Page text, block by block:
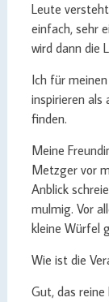
Leute
einfach, sehr
wird dann die
Ich für
inspirieren als
finden.
Meine
Metzger vor
Anblick
mulmig. Vor
kleine Würfel
Wie ist die
Gut, das reine